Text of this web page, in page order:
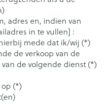
adres en, indien van
in te vullen] :
mede dat ik/wij (*)
de verkoop van de
de volgende dienst (*)
(*)